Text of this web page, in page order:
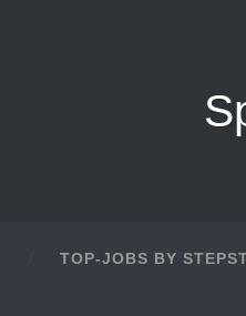
TOP-JOBS BY